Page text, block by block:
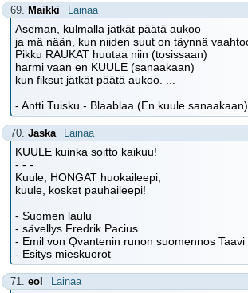
69. Maikki Lainaa
Aseman, kulmalla jätkät päätä aukoo
ja mä nään, kun niiden suut on täynnä
Pikku RAUKAT huutaa niin (tosissaan)
harmi vaan en KUULE (sanaakaan)
kun fiksut jätkät päätä aukoo. ...
- Antti Tuisku - Blaablaa (En kuule sanaakaan)
70. Jaska Lainaa
KUULE kuinka soitto kaikuu!
- - -
Kuule, HONGAT huokaileepi,
kuule, kosket pauhaileepi!
- Suomen laulu
- sävellys Fredrik Pacius
- Emil von Qvantenin runon suomennos Taavi
- Esitys mieskuorot
71. eol Lainaa